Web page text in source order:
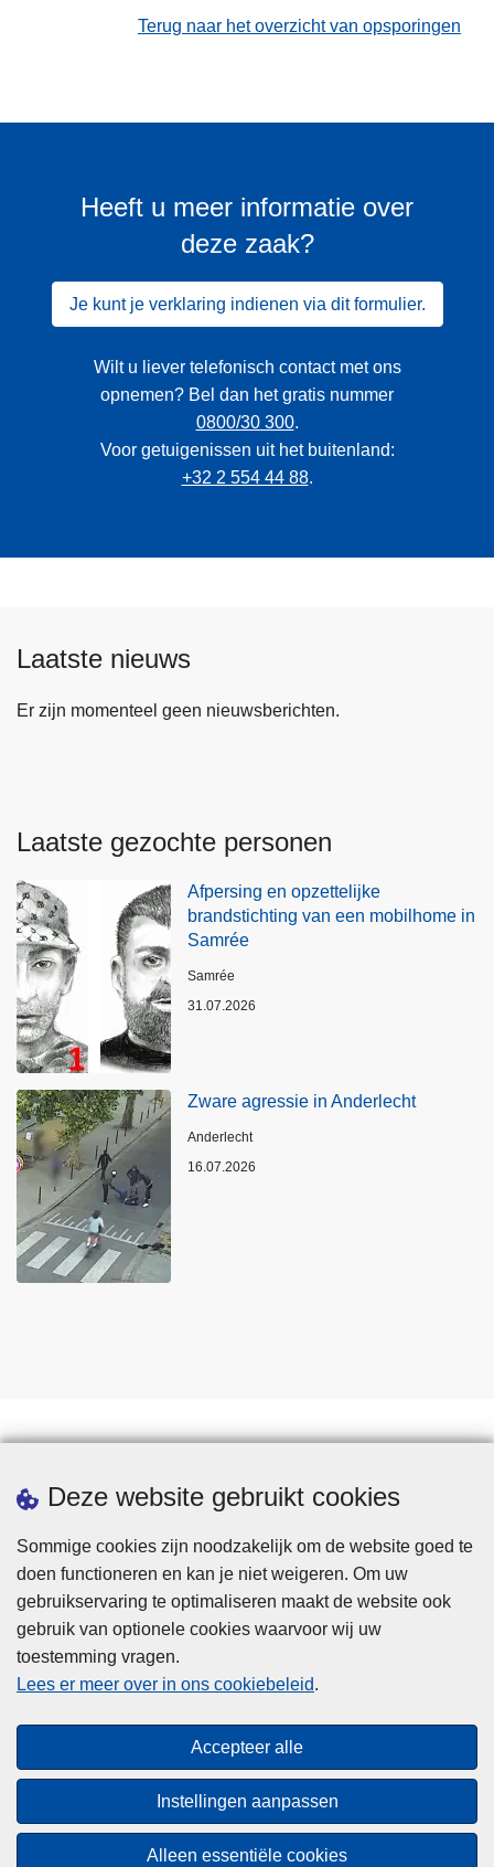
Deze website gebruikt cookies
Sommige cookies zijn noodzakelijk om de website goed te
doen functioneren en kan je niet weigeren. Om uw
gebruikservaring te optimaliseren maakt de website ook
gebruik van optionele cookies waarvoor wij uw
toestemming vragen.
Lees er meer over in ons cookiebeleid.
Accepteer alle
Instellingen aanpassen
Alleen essentiële cookies
Terug naar het overzicht van opsporingen
Heeft u meer informatie over
deze zaak?
Je kunt je verklaring indienen via dit formulier.
Wilt u liever telefonisch contact met ons
opnemen? Bel dan het gratis nummer
0800/30 300.
Voor getuigenissen uit het buitenland:
+32 2 554 44 88.
Laatste nieuws
Er zijn momenteel geen nieuwsberichten.
Laatste gezochte personen
Afpersing en opzettelijke
brandstichting van een mobilhome in
Samrée
Plaats
Samrée
31.07.2026
Zware agressie in Anderlecht
Plaats
Anderlecht
16.07.2026
Privacy
Cookies
Toegankelijkheid
© 2026 Politie.be